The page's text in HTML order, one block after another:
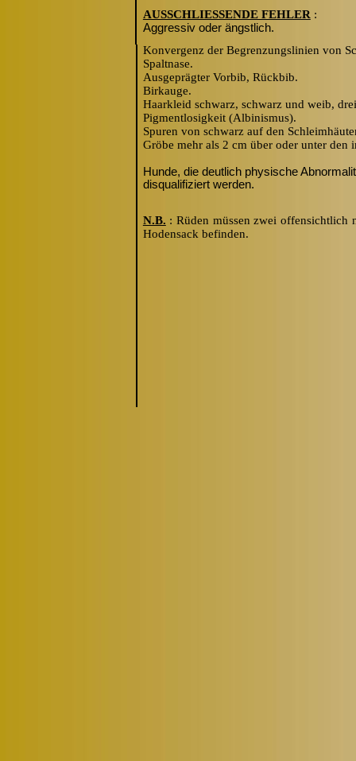
AUSSCHLIESSENDE FEHLER :
Aggressiv oder ängstlich.
Konvergenz der Begrenzungslinien von
Spaltnase.
Ausgeprägter Vorbib, Rückbib.
Birkauge.
Haarkleid schwarz, schwarz und weib,
Pigmentlosigkeit (Albinismus).
Spuren von schwarz auf den
Gröbe mehr als 2 cm über oder unter den
Hunde, die deutlich physische
disqualifiziert werden.
N.B. : Rüden müssen zwei offensichtlich
Hodensack befinden.